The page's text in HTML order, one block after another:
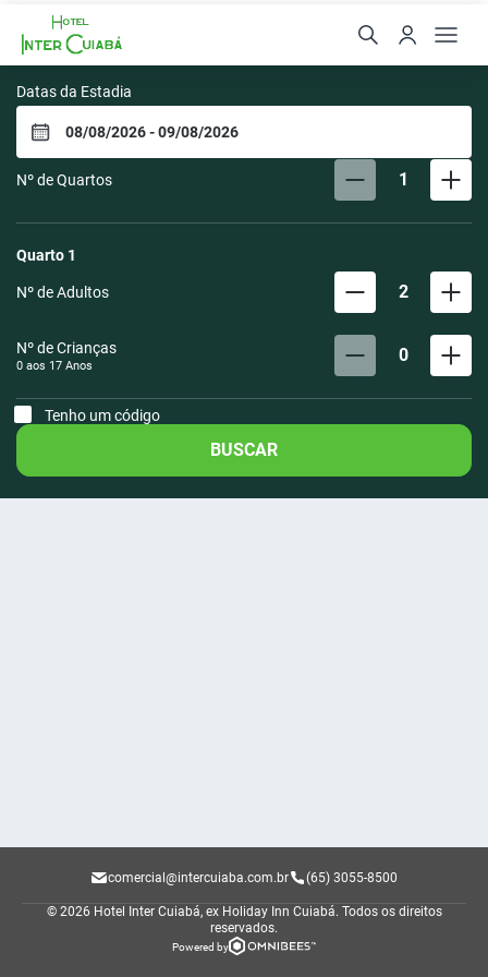
Hotel Inter Cuiabá, ex
Datas da Estadia
Nº de Quartos 1
Quarto 1
Nº de Adultos 2
Nº de Crianças
0 aos 17 Anos 0
Tenho um código
BUSCAR
comercial@intercuiaba.com.br (65) 3055-8500
© 2026 Hotel Inter Cuiabá, ex Holiday Inn Cuiabá. Todos os direitos
reservados.
Powered by